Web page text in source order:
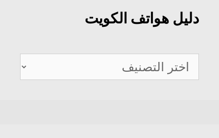
دليل هواتف الكويت
دليل
هواتف